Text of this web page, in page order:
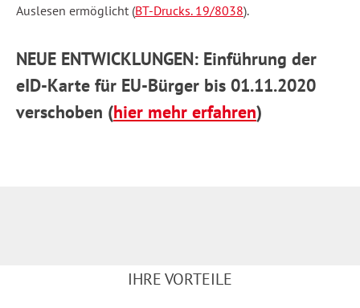
Auslesen ermöglicht (BT-Drucks. 19/8038).
NEUE ENTWICKLUNGEN: Einführung der
eID-Karte für EU-Bürger bis 01.11.2020
verschoben (hier mehr erfahren)
IHRE VORTEILE